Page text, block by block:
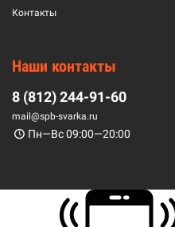
Контакты
Наши контакты
8 (812) 244-91-60
mail@spb-svarka.ru
Пн—Вс 09:00—20:00